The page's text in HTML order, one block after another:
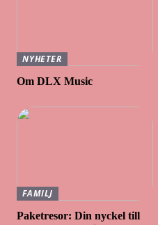
NYHETER
Om DLX Music
FAMILJ
Paketresor: Din nyckel till